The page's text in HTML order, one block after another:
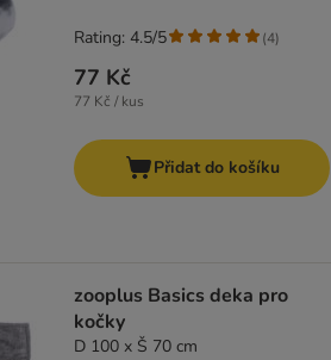
77 Kč
77 Kč / kus
Rating: 4.5/5 (4)
Přidat do košíku
zooplus Basics deka pro
kočky
D 100 x Š 70 cm